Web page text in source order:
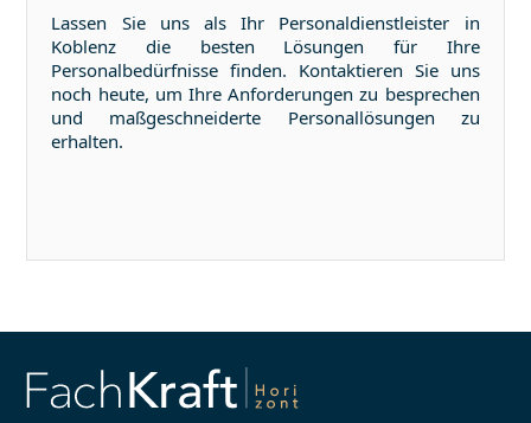
Lassen Sie uns als Ihr Personaldienstleister in
Koblenz die besten Lösungen für Ihre
Personalbedürfnisse finden. Kontaktieren Sie uns
noch heute, um Ihre Anforderungen zu besprechen
und maßgeschneiderte Personallösungen zu
erhalten.